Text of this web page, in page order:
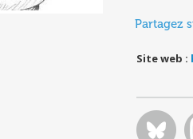
Partagez
Site web :